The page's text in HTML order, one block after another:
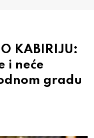
KABIRIJU:
i neće
gradu